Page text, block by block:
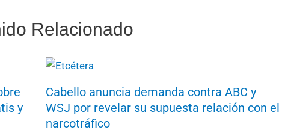
Relacionado
y
Cabello anuncia demanda contra ABC y
WSJ por revelar su supuesta relación con el
narcotráfico